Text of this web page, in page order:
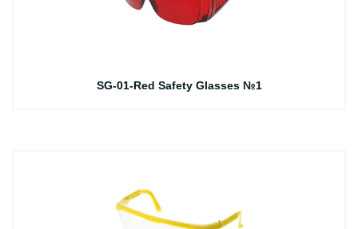
SG-01-Red Safety Glasses №1